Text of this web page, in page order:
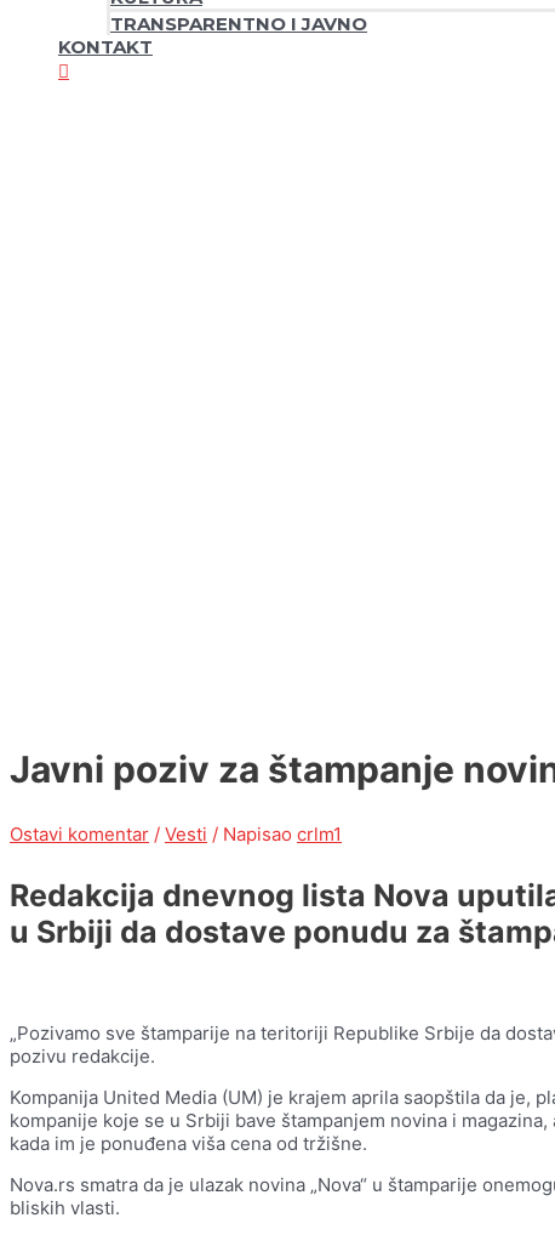
TRANSPARENTNO I JAVNO
KONTAKT
Javni poziv za štampanje
Ostavi komentar / Vesti / Napisao crlm1
Redakcija dnevnog lista Nova
u Srbiji da dostave ponudu za
„Pozivamo sve štamparije na teritoriji Republike Srbije da
pozivu redakcije.
Kompanija United Media (UM) je krajem aprila saopštila da je,
kompanije koje se u Srbiji bave štampanjem novina i
kada im je ponuđena viša cena od tržišne.
Nova.rs smatra da je ulazak novina „Nova“ u štamparije
bliskih vlasti.